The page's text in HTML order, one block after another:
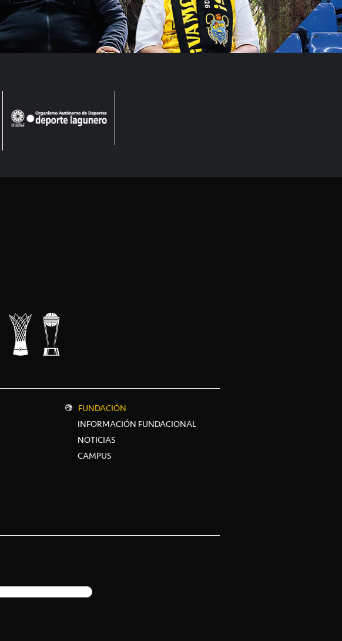
FUNDACIÓN
INFORMACIÓN FUNDACIONAL
NOTICIAS
CAMPUS